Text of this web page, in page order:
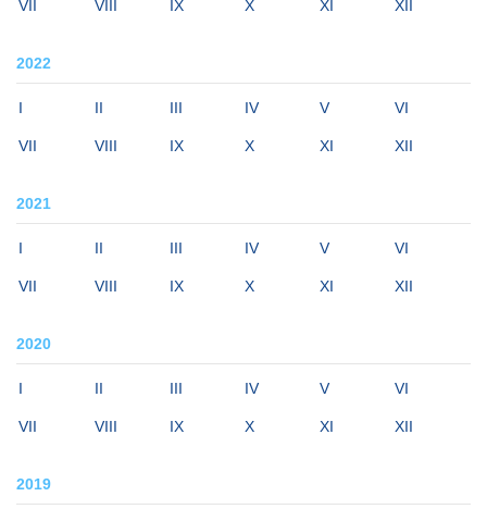
VII VIII IX X XI XII
2022
I II III IV V VI
VII VIII IX X XI XII
2021
I II III IV V VI
VII VIII IX X XI XII
2020
I II III IV V VI
VII VIII IX X XI XII
2019